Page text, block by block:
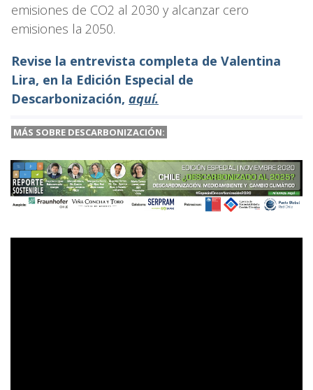
emisiones de CO2 al 2030 y alcanzar cero
emisiones la 2050.
Revise la entrevista completa de Valentina
Lira, en la Edición Especial de
Descarbonización, aquí.
MÁS SOBRE DESCARBONIZACIÓN: